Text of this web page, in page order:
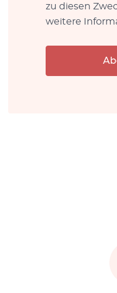
zu diesen
weitere